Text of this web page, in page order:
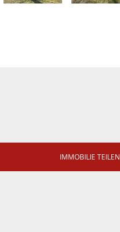
IMMOBILIE TEILEN